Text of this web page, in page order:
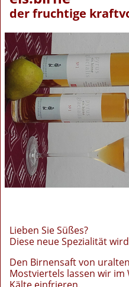
der fruchtige
Lieben Sie Süßes?
Diese neue Spezialität
Den Birnensaft von
Mostviertels lassen wir